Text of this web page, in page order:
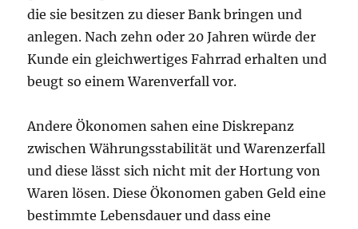
die sie besitzen zu dieser Bank bringen und
anlegen. Nach zehn oder 20 Jahren würde der
Kunde ein gleichwertiges Fahrrad erhalten und
beugt so einem Warenverfall vor.
Andere Ökonomen sahen eine Diskrepanz
zwischen Währungsstabilität und Warenzerfall
und diese lässt sich nicht mit der Hortung von
Waren lösen. Diese Ökonomen gaben Geld eine
bestimmte Lebensdauer und dass eine